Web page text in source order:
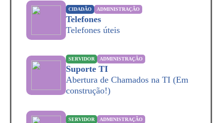
CIDADÃO ADMINISTRAÇÃO
Telefones
Telefones úteis
SERVIDOR ADMINISTRAÇÃO
Suporte TI
Abertura de Chamados na TI (Em
construção!)
SERVIDOR ADMINISTRAÇÃO